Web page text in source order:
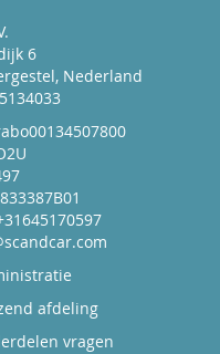
6
Nederland
afdeling
vragen